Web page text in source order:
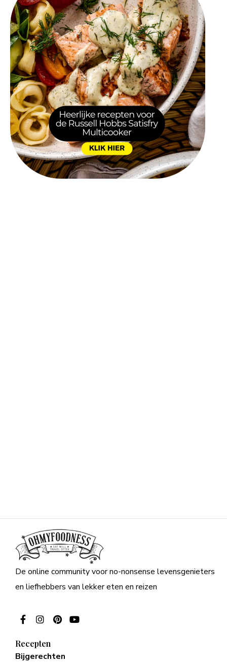
De online community voor no-nonsense levensgenieters
en liefhebbers van lekker eten en reizen
Recepten
Bijgerechten